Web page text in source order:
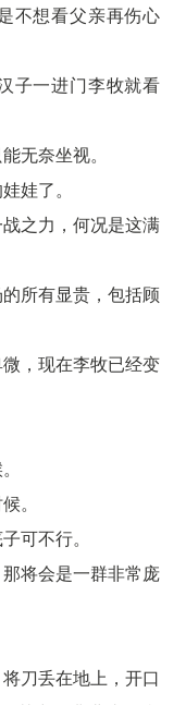
不想看父亲再伤心
子一进门李牧就看
无奈坐视。
娃了。
之力，何况是这满
所有显贵，包括顾
，现在李牧已经变
。
可不行。
将会是一群非常庞
刀丢在地上，开口